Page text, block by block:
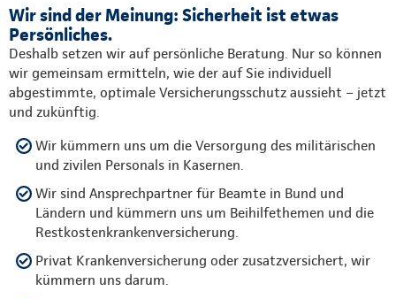
Wir sind der Meinung: Sicherheit ist etwas
Persönliches.
Deshalb setzen wir auf persönliche Beratung. Nur so können
wir gemeinsam ermitteln, wie der auf Sie individuell
abgestimmte, optimale Versicherungsschutz aussieht – jetzt
und zukünftig.
Wir kümmern uns um die Versorgung des militärischen
und zivilen Personals in Kasernen.
Wir sind Ansprechpartner für Beamte in Bund und
Ländern und kümmern uns um Beihilfethemen und die
Restkostenkrankenversicherung.
Privat Krankenversicherung oder zusatzversichert, wir
kümmern uns darum.